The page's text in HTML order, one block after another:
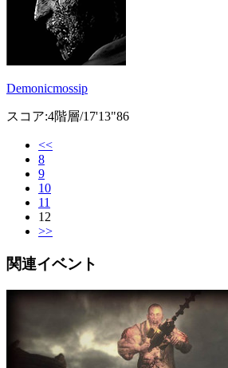
Demonicmossip
スコア:4階層/17'13"86
<<
8
9
10
11
12
>>
関連イベント